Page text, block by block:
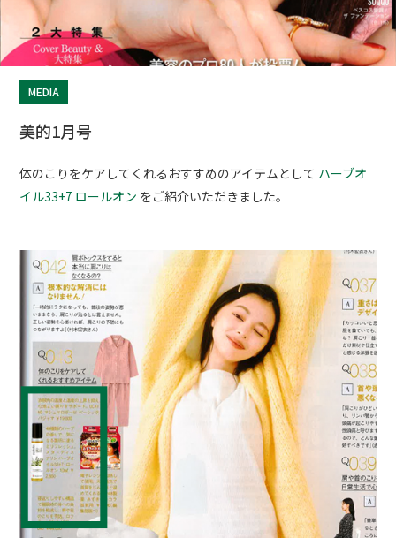
MEDIA
美的1月号
体のこりをケアしてくれるおすすめのアイテムとして ハーブオ
イル33+7 ロールオン をご紹介いただきました。